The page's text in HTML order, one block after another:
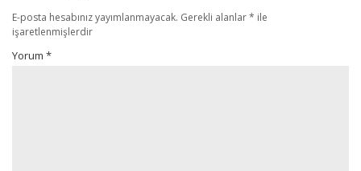
E-posta hesabınız yayımlanmayacak. Gerekli alanlar* ile
işaretlenmişlerdir
Yorum *